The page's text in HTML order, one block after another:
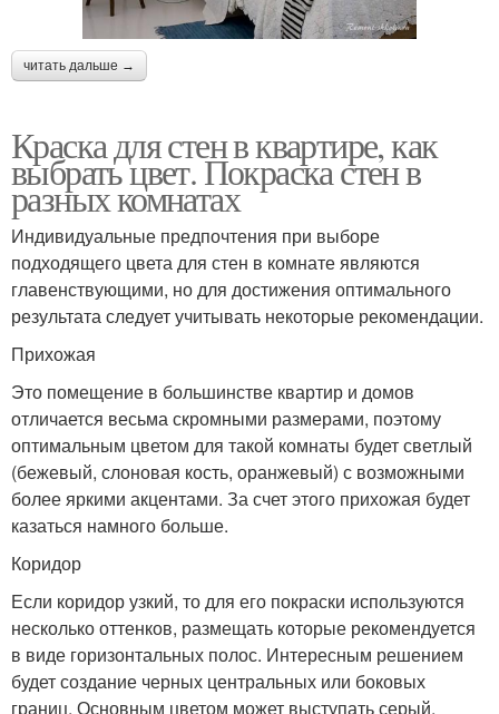
читать дальше →
Краска для стен в квартире, как
выбрать цвет. Покраска стен в
разных комнатах
Индивидуальные предпочтения при выборе
подходящего цвета для стен в комнате являются
главенствующими, но для достижения оптимального
результата следует учитывать некоторые рекомендации.
Прихожая
Это помещение в большинстве квартир и домов
отличается весьма скромными размерами, поэтому
оптимальным цветом для такой комнаты будет светлый
(бежевый, слоновая кость, оранжевый) с возможными
более яркими акцентами. За счет этого прихожая будет
казаться намного больше.
Коридор
Если коридор узкий, то для его покраски используются
несколько оттенков, размещать которые рекомендуется
в виде горизонтальных полос. Интересным решением
будет создание черных центральных или боковых
границ. Основным цветом может выступать серый,